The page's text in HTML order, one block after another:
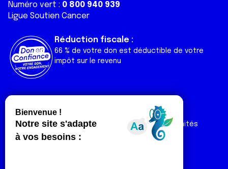
Numéro vert : 0 800 940 939
Ligue Soutien Cancer
Réduction fiscale :
66 % de votre don est déductible de votre
impôt sur le revenu
Liens utiles
Nos actualités
Nos publications
Contact
Espace Ligue & comités
Espace chercheur